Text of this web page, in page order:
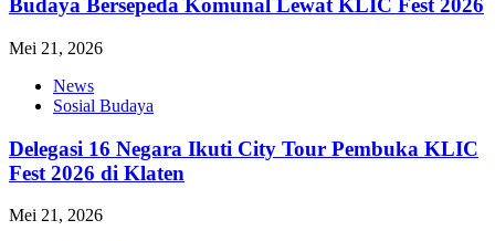
Budaya Bersepeda Komunal Lewat KLIC Fest 2026
Mei 21, 2026
News
Sosial Budaya
Delegasi 16 Negara Ikuti City Tour Pembuka KLIC
Fest 2026 di Klaten
Mei 21, 2026